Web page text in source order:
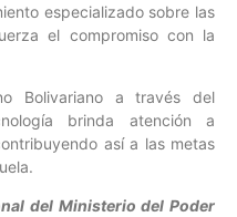
especializado sobre las
el compromiso con la
Bolivariano a través del
brinda atención a
así a las metas
del Ministerio del Poder